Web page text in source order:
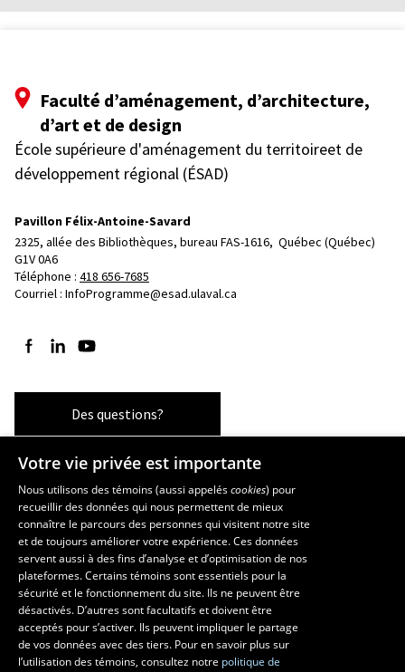
Faculté d’aménagement, d’architecture,
d’art et de design
École supérieure d'aménagement du territoireet de
développement régional (ÉSAD)
Pavillon Félix-Antoine-Savard
2325, allée des Bibliothèques, bureau FAS-1616, Québec (Québec)
G1V 0A6
Téléphone : 418 656-7685
Courriel : InfoProgramme@esad.ulaval.ca
Suivez-nous sur Facebook
Suivez-nous sur LinkedIn
Suivez-nous sur YouTube
Des questions?
Les écoles et la recherche
École supérieure d’aménagement du territoire et de développement
régional
École d’architecture
École d’art
École de design
Centre de recherche en aménagement et développement
Votre vie privée est importante
Nous utilisons des témoins (aussi appeléscookies) pour
recueillir des données qui nous permettent de mieux
connaître le parcours des personnes qui visitent notre site
et de toujours améliorer votre expérience. Ces données
servent aussi à des fins d’analyse et d’optimisation de nos
plateformes. Certains témoins sont essentiels pour la
sécurité et le fonctionnement du site. Ils ne peuvent être
désactivés. D’autres sont facultatifs et doivent être
acceptés pour s’activer. Ils peuvent impliquer le partage
de vos données avec des tiers. Pour en savoir plus sur
l’utilisation des témoins, consultez notre politique de